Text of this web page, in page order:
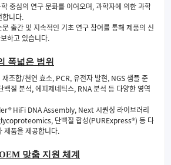
중심의 연구 문화를 이어오며,과학자에 의한 과학
합니다.
출간 및 지속적인 기초 연구 참여를 통해 제품의 신
하고 있습니다.
폭넓은 범위
재조합/천연 효소, PCR,유전자 발현, NGS샘플 준
백질 분석,에피제네틱스, RNA분석 등 다양한 영역
HiFi DNA Assembly, Next시퀀싱 라이브러리
단백질 합성(PURExpress®) 등 다
제품을 제공합니다.
맞춤 지원 체계